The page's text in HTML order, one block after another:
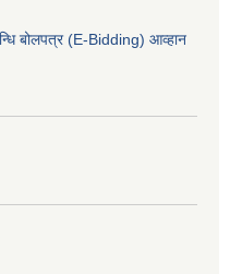
बोलपत्र (E-Bidding) आव्हान